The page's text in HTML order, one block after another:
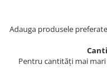
Adauga produsele
Pentru cantități mai